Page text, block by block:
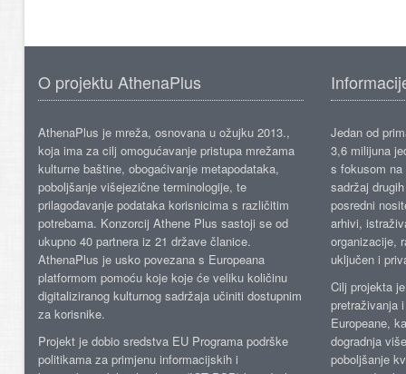
O projektu AthenaPlus
AthenaPlus je mreža, osnovana u ožujku 2013.,
koja ima za cilj omogućavanje pristupa mrežama
kulturne baštine, obogaćivanje metapodataka,
poboljšanje višejezične terminologije, te
prilagođavanje podataka korisnicima s različitim
potrebama. Konzorcij Athene Plus sastoji se od
ukupno 40 partnera iz 21 države članice.
AthenaPlus je usko povezana s Europeana
platformom pomoću koje koje će veliku količinu
digitaliziranog kulturnog sadržaja učiniti dostupnim
za korisnike.
Projekt je dobio sredstva EU Programa podrške
politikama za primjenu informacijskih i
Jedan od
3,6 milijuna
s fokusom
sadržaj
posredni
arhivi,
organizacije,
uključen i
Cilj projekta
pretraživanja
Europeane,
dogradnja
poboljšanje